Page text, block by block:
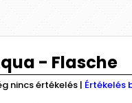
- Flasche
nincs értékelés | Értékelés